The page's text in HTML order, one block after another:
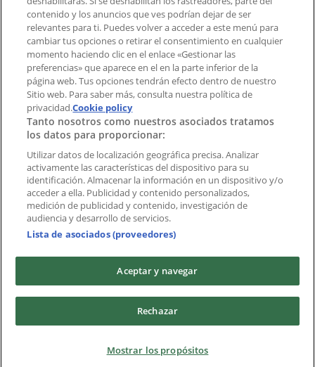
Índices
Marcas
Marcas locales
Negocios
Negocios cercanos
Productos
Productos locales
Ciudades
Descargar la APP Tiendeo
Copyright © Tiendeo ® 2026 · Shopfully Marketing S.L.U. –
Términos y condicionesPolítica de privacidad
contenido y los anuncios que ves podrían dejar de ser
relevantes para ti. Puedes volver a acceder a este menú para
cambiar tus opciones o retirar el consentimiento en cualquier
momento haciendo clic en el enlace «Gestionar las
preferencias» que aparece en el en la parte inferior de la
página web. Tus opciones tendrán efecto dentro de nuestro
Sitio web. Para saber más, consulta nuestra política de
privacidad.Cookie policy
Tanto nosotros como nuestros asociados tratamos
los datos para proporcionar:
Utilizar datos de localización geográfica precisa. Analizar
activamente las características del dispositivo para su
identificación. Almacenar la información en un dispositivo y/o
acceder a ella. Publicidad y contenido personalizados,
medición de publicidad y contenido, investigación de
audiencia y desarrollo de servicios.
Lista de asociados (proveedores)
Aceptar y navegar
Rechazar
Mostrar los propósitos